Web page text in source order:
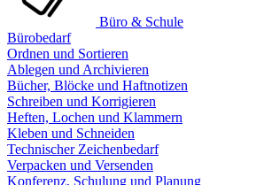
Büro & Schule
Bürobedarf
Ordnen und Sortieren
Ablegen und Archivieren
Bücher, Blöcke und Haftnotizen
Schreiben und Korrigieren
Heften, Lochen und Klammern
Kleben und Schneiden
Technischer Zeichenbedarf
Verpacken und Versenden
Konferenz, Schulung und Planung